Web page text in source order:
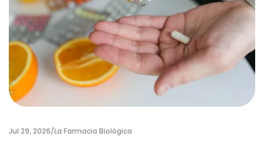
Jul 29, 2026 La Farmacia Biológica